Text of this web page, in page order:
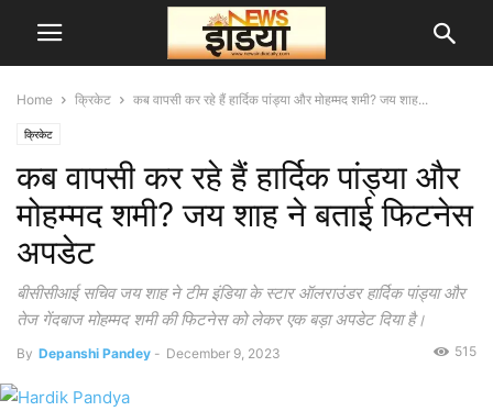
Home क्रिकेट कब वापसी कर रहे हैं हार्दिक पांड्या और मोहम्मद शमी? जय शाह...
क्रिकेट
कब वापसी कर रहे हैं हार्दिक पांड्या और
मोहम्मद शमी? जय शाह ने बताई फिटनेस
अपडेट
बीसीसीआई सचिव जय शाह ने टीम इंडिया के स्टार ऑलराउंडर हार्दिक पांड्या और
तेज गेंदबाज मोहम्मद शमी की फिटनेस को लेकर एक बड़ा अपडेट दिया है।
By Depanshi Pandey - December 9, 2023 515